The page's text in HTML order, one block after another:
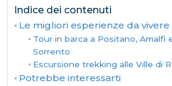
Indice dei contenuti
Le migliori esperienze da vivere
Tour in barca a Positano, Amalfi
Sorrento
Escursione trekking alle Ville di
Potrebbe interessarti